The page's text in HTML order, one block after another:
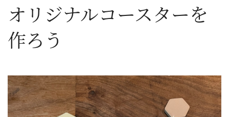
オリジナルコースターを
作ろう